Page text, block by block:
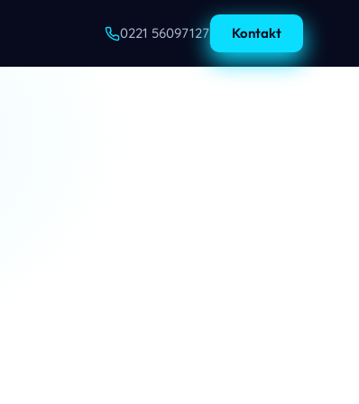
0221 56097127 Kontakt